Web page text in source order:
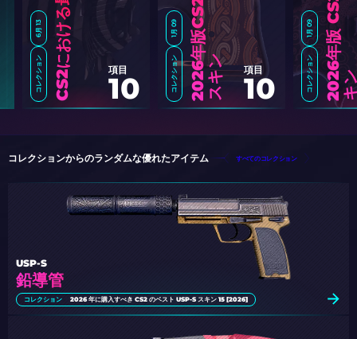
1月 09
コレクション 2
0
6
年
版
C
S
2
で
最
高
か
つ
最
も
手
頃
な
P
2
5
0
キ
1月 09
コレクション 2
0
2
6
年
版
C
S
2
で
購
入
す
べ
き
ベ
ス
ト
な
ブ
ラ
ウ
ス
キン 項目
10
6月 13
コレクション 項目
10
コレクションからのランダムな優れたアイテム すべてのコレクション
鉛導管
USP-S
コレクション 2026 年に購入すべき CS2 のベスト USP-S スキン 15 [2026]